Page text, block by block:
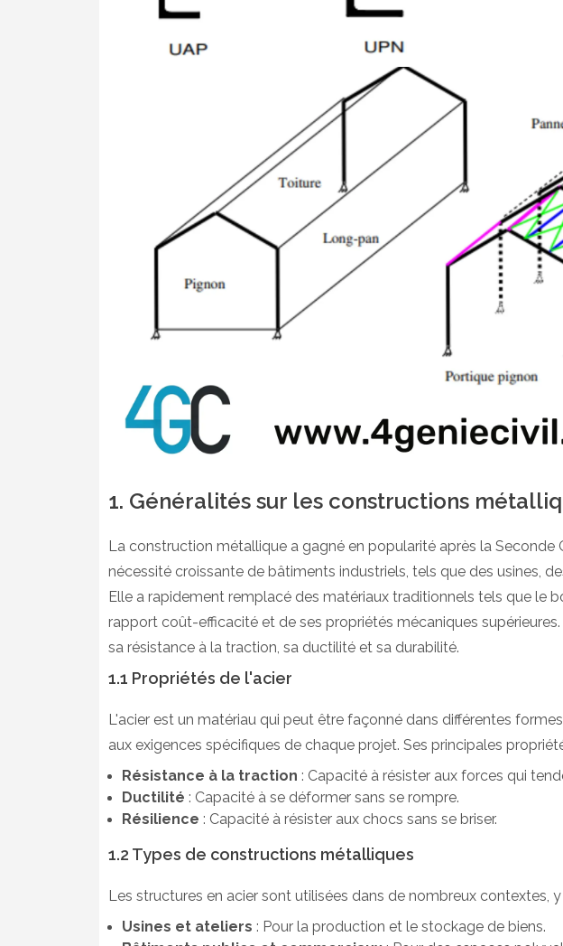
1. Généralités sur les constructions
La construction métallique a gagné en popularité après la Seconde
nécessité croissante de bâtiments industriels, tels que des usines,
Elle a rapidement remplacé des matériaux traditionnels tels que le
rapport coût-efficacité et de ses propriétés mécaniques
sa résistance à la traction, sa ductilité et sa durabilité.
1.1 Propriétés de l'acier
L'acier est un matériau qui peut être façonné dans différentes
aux exigences spécifiques de chaque projet. Ses principales
Résistance à la traction : Capacité à résister aux forces qui
Ductilité : Capacité à se déformer sans se rompre.
Résilience : Capacité à résister aux chocs sans se briser.
1.2 Types de constructions métalliques
Les structures en acier sont utilisées dans de nombreux contextes,
Usines et ateliers : Pour la production et le stockage de biens.